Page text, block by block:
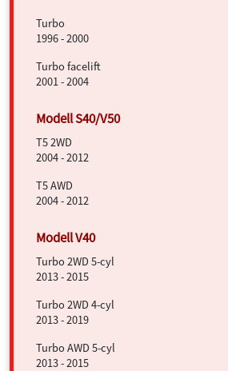
Turbo
1996 - 2000
Turbo facelift
2001 - 2004
T5 2WD
2004 - 2012
T5 AWD
2004 - 2012
Turbo 2WD 5-cyl
2013 - 2015
Turbo 2WD 4-cyl
2013 - 2019
Turbo AWD 5-cyl
2013 - 2015